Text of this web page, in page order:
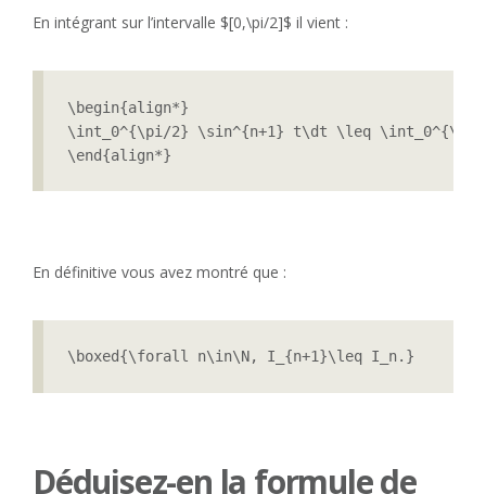
En intégrant sur l’intervalle $[0,\pi/2]$ il vient :
\begin{align*}
\int_0^{\pi/2} \sin^{n+1} t\dt \leq
\end{align*}
En définitive vous avez montré que :
\boxed{\forall n\in\N, I_{n+1}\leq I_n.}
Déduisez-en la formule de